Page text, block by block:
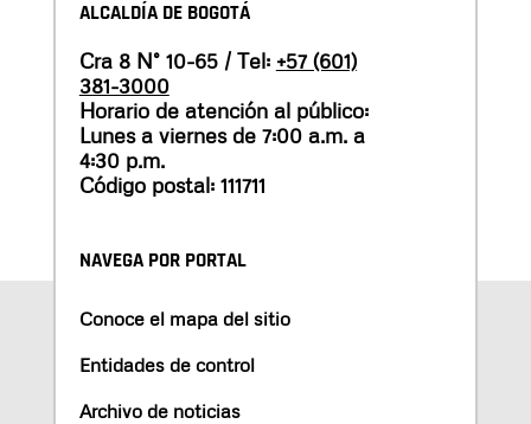
ALCALDÍA DE BOGOTÁ
Cra 8 N° 10-65 / Tel: +57 (601)
381-3000
Horario de atención al público:
Lunes a viernes de 7:00 a.m. a
4:30 p.m.
Código postal: 111711
NAVEGA POR PORTAL
Conoce el mapa del sitio
Entidades de control
Archivo de noticias